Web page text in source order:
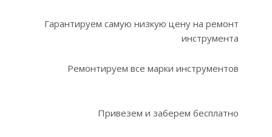
Гарантируем самую низкую цену на ремонт
инструмента
Ремонтируем все марки инструментов
Привезем и заберем бесплатно